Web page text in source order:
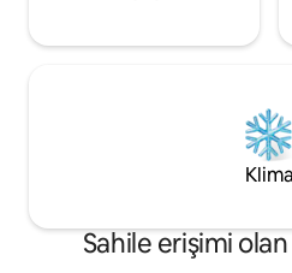
Klima
Sahile erişimi